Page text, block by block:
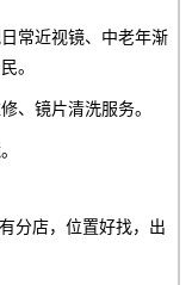
常近视镜、中老年渐
。
、镜片清洗服务。
分店，位置好找，出